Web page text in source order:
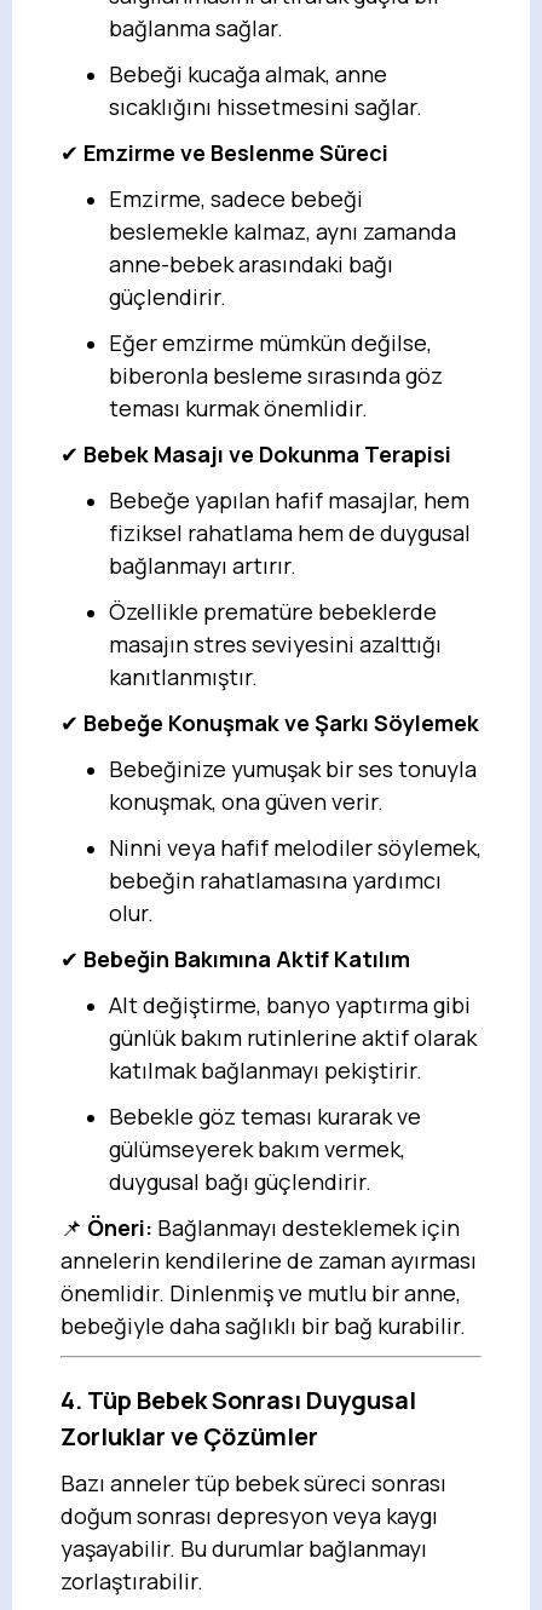
bağlanma sağlar.
Bebeği kucağa almak, anne
sıcaklığını hissetmesini sağlar.
✔ Emzirme ve Beslenme Süreci
Emzirme, sadece bebeği
beslemekle kalmaz, aynı zamanda
anne-bebek arasındaki bağı
güçlendirir.
Eğer emzirme mümkün değilse,
biberonla besleme sırasında göz
teması kurmak önemlidir.
✔ Bebek Masajı ve Dokunma Terapisi
Bebeğe yapılan hafif masajlar, hem
fiziksel rahatlama hem de duygusal
bağlanmayı artırır.
Özellikle prematüre bebeklerde
masajın stres seviyesini azalttığı
kanıtlanmıştır.
✔ Bebeğe Konuşmak ve Şarkı Söylemek
Bebeğinize yumuşak bir ses tonuyla
konuşmak, ona güven verir.
Ninni veya hafif melodiler söylemek,
bebeğin rahatlamasına yardımcı
olur.
✔ Bebeğin Bakımına Aktif Katılım
Alt değiştirme, banyo yaptırma gibi
günlük bakım rutinlerine aktif olarak
katılmak bağlanmayı pekiştirir.
Bebekle göz teması kurarak ve
gülümseyerek bakım vermek,
duygusal bağı güçlendirir.
📌 Öneri: Bağlanmayı desteklemek için
annelerin kendilerine de zaman ayırması
önemlidir. Dinlenmiş ve mutlu bir anne,
bebeğiyle daha sağlıklı bir bağ kurabilir.
4. Tüp Bebek Sonrası Duygusal
Zorluklar ve Çözümler
Bazı anneler tüp bebek süreci sonrası
doğum sonrası depresyon veya kaygı
yaşayabilir. Bu durumlar bağlanmayı
zorlaştırabilir.